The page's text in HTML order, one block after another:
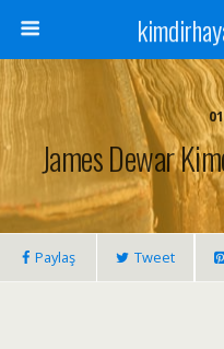
James Dewar
Paylaş Tweet